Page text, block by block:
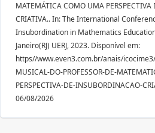
MATEMÁTICA COMO UMA
CRIATIVA.. In: The International
Insubordination in Mathematics
Janeiro(RJ) UERJ, 2023. Disponível em:
https//www.even3.com.br/anais/
MUSICAL-DO-PROFESSOR-DE-
PERSPECTIVA-DE-INSUBORDINACAO-
06/08/2026